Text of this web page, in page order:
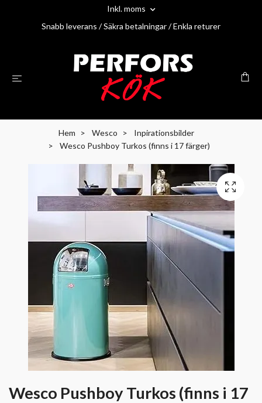
Inkl. moms
Snabb leverans / Säkra betalningar / Enkla returer
Hem Wesco
Inpirationsbilder
Wesco Pushboy Turkos (finns i 17 färger)
Wesco Pushboy Turkos (finns i 17